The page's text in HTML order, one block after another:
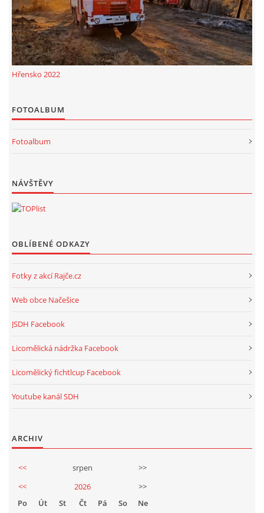
Hřensko 2022
FOTOALBUM
Fotoalbum
NÁVŠTĚVY
OBLÍBENÉ ODKAZY
Fotky z akcí Rajče.cz
Web obce Načešice
JSDH Facebook
Licomělická nádržka Facebook
Licomělický fichtlcup Facebook
Youtube kanál SDH
ARCHIV
<< srpen
>>
<<
2026
>>
Po
Út St Čt Pá So Ne